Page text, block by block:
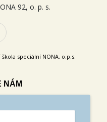
92, o. p. s.
speciální NONA, o.p.s.
NÁM